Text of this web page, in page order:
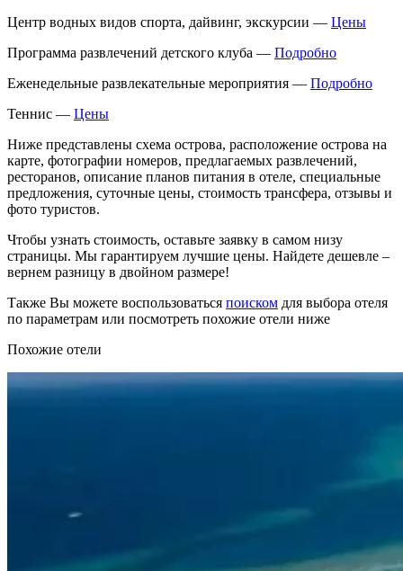
Центр водных видов спорта, дайвинг, экскурсии — Цены
Программа развлечений детского клуба — Подробно
Еженедельные развлекательные мероприятия — Подробно
Теннис — Цены
Ниже представлены схема острова, расположение острова на
карте, фотографии номеров, предлагаемых развлечений,
ресторанов, описание планов питания в отеле, специальные
предложения, суточные цены, стоимость трансфера, отзывы и
фото туристов.
Чтобы узнать стоимость, оставьте заявку в самом низу
страницы. Мы гарантируем лучшие цены. Найдете дешевле –
вернем разницу в двойном размере!
Также Вы можете воспользоваться поиском для выбора отеля
по параметрам или посмотреть похожие отели ниже
Похожие отели